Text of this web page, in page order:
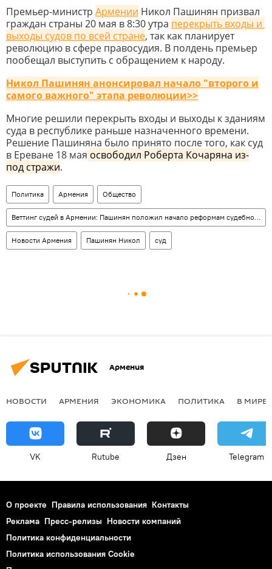
Премьер-министр Армении Никол Пашинян призвал
граждан страны 20 мая в 8:30 утра перекрыть входы и
выходы судов по всей стране, так как планирует
революцию в сфере правосудия. В полдень премьер
пообещал выступить с обращением к народу.
Никол Пашинян анонсировал начало "второго и
самого важного" этапа революции>>
Многие решили перекрыть входы и выходы к зданиям
суда в республике раньше назначенного времени.
Решение Пашиняна было принято после того, как суд
в Ереване 18 мая освободил Роберта Кочаряна из-
под стражи.
Политика Армения Общество
Веттинг судей в Армении: Пашинян положил начало реформам судебной системы
Новости Армения Пашинян Никол суд
Армения
НОВОСТИ АРМЕНИЯ ЭКОНОМИКА ПОЛИТИКА В МИРЕ
VK Rutube Дзен Telegram
О проекте Правила использования Контакты
Реклама Пресс-релизы Новости компаний
Политика конфиденциальности
Политика использования Cookie